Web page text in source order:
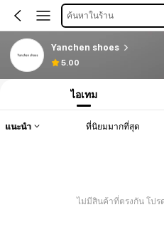
ค้นหาในร้าน
Yanchen shoes
5.00
ไอเทม
แนะนำ ที่นิยมมากที่สุด
ไม่มีสินค้าที่ตรงกัน โปร